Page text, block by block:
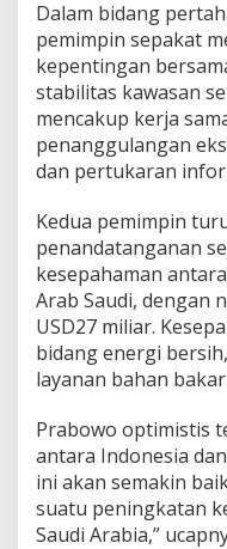
Dalam bidang
pemimpin sepakat
kepentingan
stabilitas kawasan
mencakup kerja
penanggulangan
dan pertukaran
Kedua pemimpin
penandatanganan
kesepahaman
Arab Saudi, dengan
USD27 miliar.
bidang energi
layanan bahan
Prabowo optimistis
antara Indonesia
ini akan semakin
suatu peningkatan
Saudi Arabia,”